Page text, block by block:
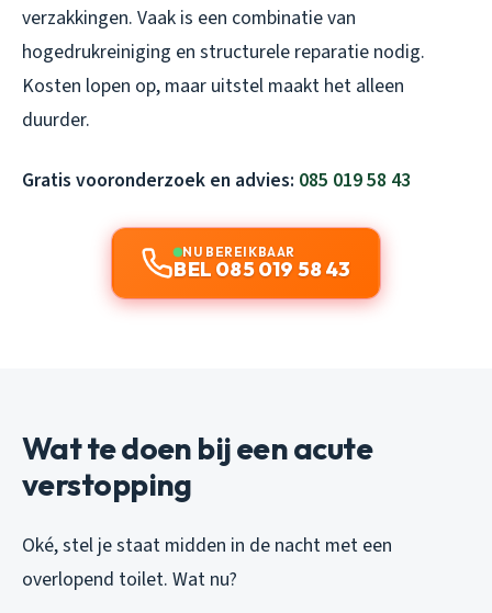
verzakkingen. Vaak is een combinatie van
hogedrukreiniging en structurele reparatie nodig.
Kosten lopen op, maar uitstel maakt het alleen
duurder.
Gratis vooronderzoek en advies: 085 019 58 43
NU BEREIKBAAR
BEL 085 019 58 43
Wat te doen bij een acute
verstopping
Oké, stel je staat midden in de nacht met een
overlopend toilet. Wat nu?